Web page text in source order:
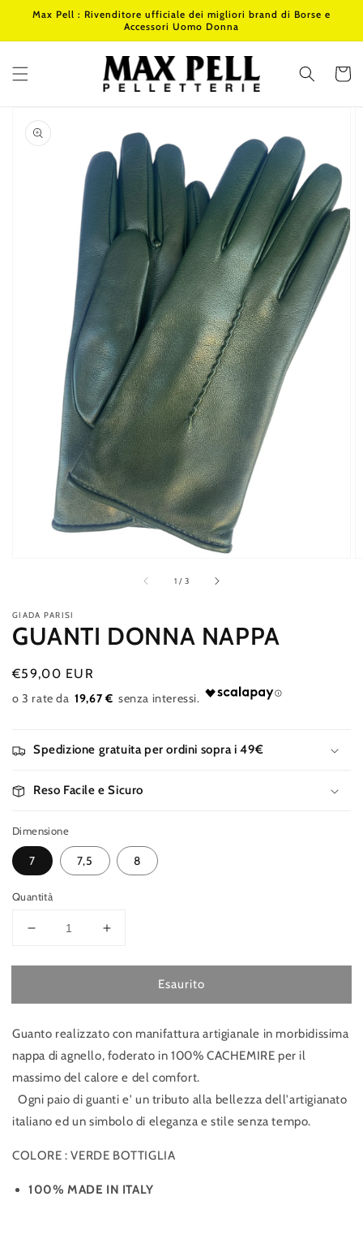
direttamente
Max Pell : Rivenditore ufficiale dei migliori brand di Borse e
Accessori Uomo Donna
Carrello
informazioni
sul prodotto
Apri
contenuti
multimediali
in
evidenza
nella
modalità
galleria
1 / di
3
GIADA PARISI
GUANTI DONNA NAPPA
Prezzo
di
€59,00 EUR
19,67 €
Spedizione gratuita per ordini sopra i 49€
Reso Facile e Sicuro
Dimensione
7 7,5 8
Quantità
Diminuisci
per
DONNA
Aumenta
per
GUANTI
DONNA
Esaurito
Guanto realizzato con manifattura artigianale in morbidissima
nappa di agnello, foderato in 100% CACHEMIRE per il
massimo del calore e del comfort.
Ogni paio di guanti e' un tributo alla bellezza dell'artigianato
italiano ed un simbolo di eleganza e stile senza tempo.
COLORE : VERDE BOTTIGLIA
100% MADE IN ITALY